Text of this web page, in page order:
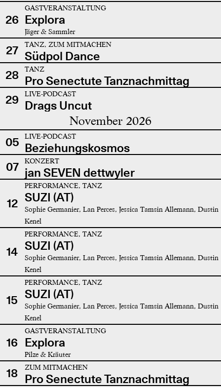
26
GASTVERANSTALTUNG
Explora
Jäger & Sammler
27 TANZ, ZUM MITMACHEN
Südpol Dance
28
TANZ
Pro Senectute Tanznachmittag
29
LIVE-PODCAST
Drags Uncut
November 2026
05 LIVE-PODCAST
Beziehungskosmos
07
KONZERT
jan SEVEN dettwyler
12
PERFORMANCE, TANZ
SUZI (AT)
Sophie Germanier, Lan Perces, Jessica Tamsin Allemann, Dustin
Kenel
14
PERFORMANCE, TANZ
SUZI (AT)
Sophie Germanier, Lan Perces, Jessica Tamsin Allemann, Dustin
Kenel
15
PERFORMANCE, TANZ
SUZI (AT)
Sophie Germanier, Lan Perces, Jessica Tamsin Allemann, Dustin
Kenel
16
GASTVERANSTALTUNG
Explora
Pilze & Kräuter
18 ZUM MITMACHEN
Pro Senectute Tanznachmittag